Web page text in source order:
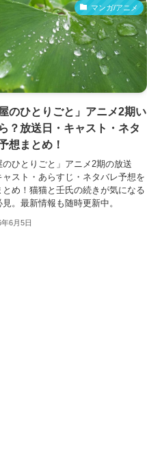
マンガ/アニメ
屋のひとりごと」アニメ2期い
？放送日・キャスト・ネタ
想まとめ！
のひとりごと」アニメ2期の放送
ャスト・あらすじ・ネタバレ予想を
とめ！猫猫と壬氏の続きが気になる
。最新情報も随時更新中。
6月5日